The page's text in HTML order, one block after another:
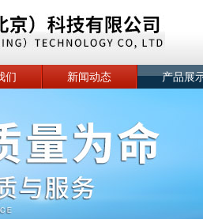
们 新闻动态 产品展